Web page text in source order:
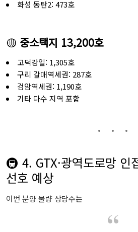
화성 동탄2: 473호
🟡 중소택지 13,200호
고덕강일: 1,305호
구리 갈매역세권: 287호
검암역세권: 1,190호
기타 다수 지역 포함
🚇 4. GTX·광역도로망 인
선호 예상
이번 분양 물량 상당수는